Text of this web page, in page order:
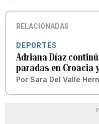
RELACIONADAS
DEPORTES
Adriana Díaz
paradas en Croacia
Por Sara Del Valle